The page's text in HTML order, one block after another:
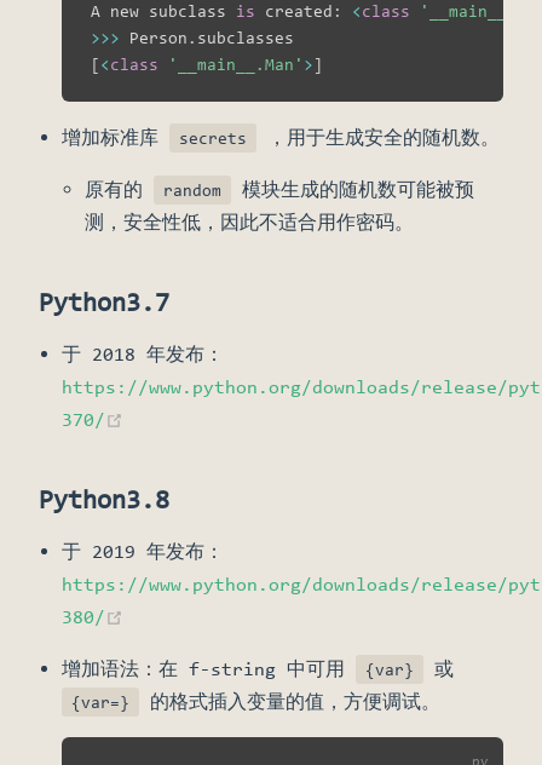
A new subclass is created : <class
>>> Person.
[<class '__main__.Man' >]
增加标准库 secrets ，用于生成安全的随机数。
原有的 random
模块生成的随机数可能被预
测，安全性低，因此不适合用作密码。
Python3.7
于 2018 年发布：
https://www.python.org/downloads/release/
370/
Python3.8
于 2019 年发布：
https://www.python.org/downloads/release/
380/
增加语法：在 f-string 中可用 {var} 或
{var=} 的格式插入变量的值，方便调试。